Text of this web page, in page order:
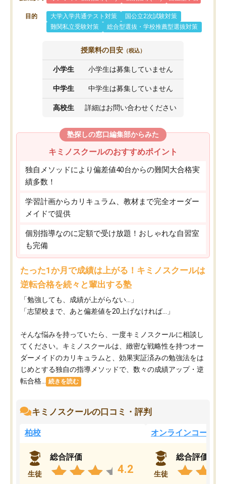
目的 大学入学共通テスト対策
国公立2次試験対策
難関私立受験対策
総合型選抜・学校推薦型選抜対策
授業料の目安 （税込）
小学生 小学生は募集していません
中学生 中学生は募集していません
高校生 詳細はお問い合わせください
塾探しの窓口編集部からみた
キミノスクールのおすすめポイント
独自メソッドにより偏差値40台からの難関大合格実
績多数！
学習計画からカリキュラム、教材まで完全オーダー
メイドで提供
個別指導なのに定額で受け放題！おしゃれな自習室
も完備
たった1か月で成績は上がる！キミノスクールは
逆転合格を続々と輩出する塾
「勉強しても、成績が上がらない…」
「志望校まで、あと偏差値を20上げなければ…」
そんな悩みを持っていたら、一度キミノスクールに相談し
てください。キミノスクールは、緻密な戦略性を持つオー
ダーメイドのカリキュラムと、効果実証済みの勉強法をは
じめとする独自の指導メソッドで、数々の成績アップ・逆
転合格...
続きを読む
キミノスクールの口コミ・評判
柏校
生徒
総合評価
4.2
オンラインコース
生徒
総合評価